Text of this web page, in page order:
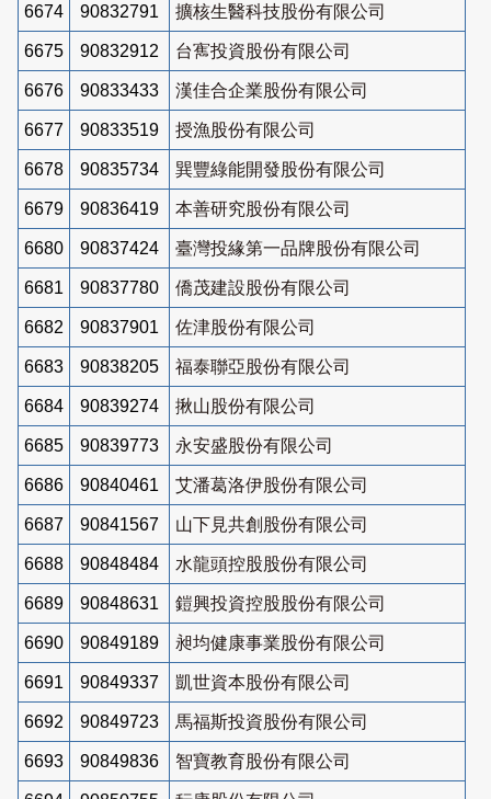
6674 90832791 擴核生醫科技股份有限公司
6675 90832912 台寯投資股份有限公司
6676 90833433 漢佳合企業股份有限公司
6677 90833519 授漁股份有限公司
6678 90835734 巽豐綠能開發股份有限公司
6679 90836419 本善研究股份有限公司
6680 90837424 臺灣投緣第一品牌股份有限公司
6681 90837780 僑茂建設股份有限公司
6682 90837901 佐津股份有限公司
6683 90838205 福泰聯亞股份有限公司
6684 90839274 揪山股份有限公司
6685 90839773 永安盛股份有限公司
6686 90840461 艾潘葛洛伊股份有限公司
6687 90841567 山下見共創股份有限公司
6688 90848484 水龍頭控股股份有限公司
6689 90848631 鎧興投資控股股份有限公司
6690 90849189 昶均健康事業股份有限公司
6691 90849337 凱世資本股份有限公司
6692 90849723 馬福斯投資股份有限公司
6693 90849836 智寶教育股份有限公司